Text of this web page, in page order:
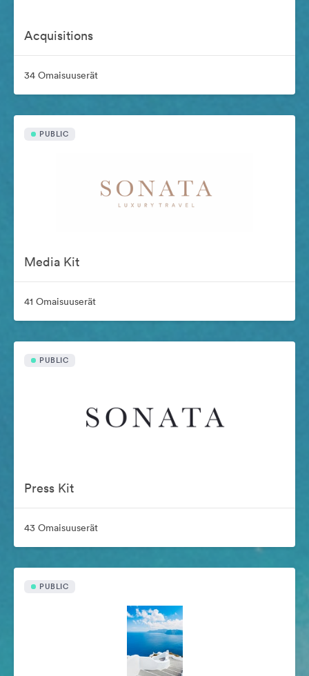
Acquisitions
34 Omaisuuserät
PUBLIC
Media Kit
41 Omaisuuserät
PUBLIC
Press Kit
43 Omaisuuserät
PUBLIC